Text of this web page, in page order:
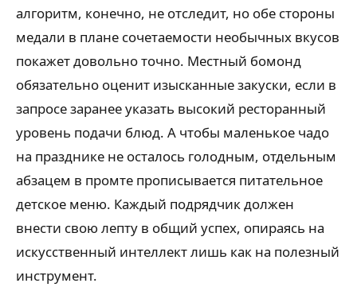
алгоритм, конечно, не отследит, но обе стороны
медали в плане сочетаемости необычных вкусов
покажет довольно точно. Местный бомонд
обязательно оценит изысканные закуски, если в
запросе заранее указать высокий ресторанный
уровень подачи блюд. А чтобы маленькое чадо
на празднике не осталось голодным, отдельным
абзацем в промте прописывается питательное
детское меню. Каждый подрядчик должен
внести свою лепту в общий успех, опираясь на
искусственный интеллект лишь как на полезный
инструмент.